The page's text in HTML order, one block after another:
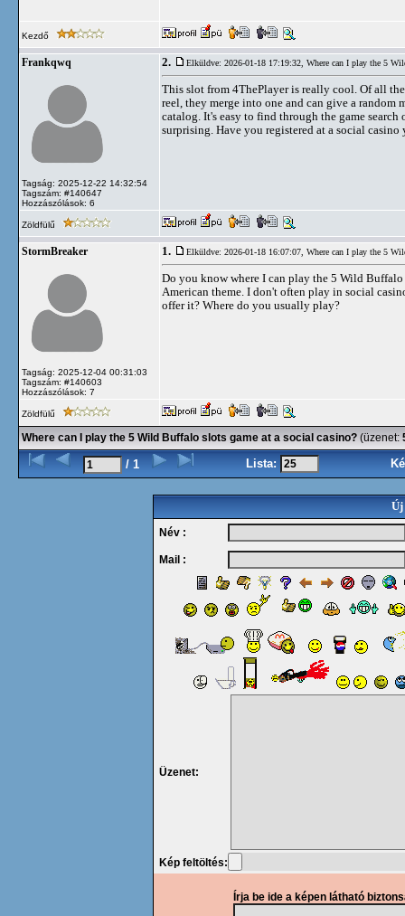
Kezdő
Frankqwq
Tagság: 2025-12-22 14:32:54
Tagszám: #140647
Hozzászólások: 6
2. Elküldve: 2026-01-18 17:19:32, Where can I play the 5
This slot from 4ThePlayer is really cool. Of all
reel, they merge into one and can give a
catalog. It's easy to find through the game
surprising. Have you registered at a social
Zöldfülű
StormBreaker
Tagság: 2025-12-04 00:31:03
Tagszám: #140603
Hozzászólások: 7
1. Elküldve: 2026-01-18 16:07:07, Where can I play the 5
Do you know where I can play the 5 Wild
American theme. I don't often play in social
offer it? Where do you usually play?
Zöldfülű
Where can I play the 5 Wild Buffalo slots game at a social casino? (üzenet:
/ 1 Lista:
Új
Név :
Mail :
Üzenet:
Kép feltöltés:
Írja be ide a képen látható